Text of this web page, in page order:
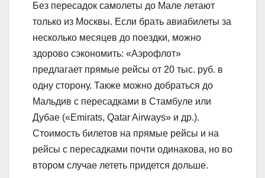
Без пересадок самолеты до Мале летают
только из Москвы. Если брать авиабилеты за
несколько месяцев до поездки, можно
здорово сэкономить: «Аэрофлот»
предлагает прямые рейсы от 20 тыс. руб. в
одну сторону. Также можно добраться до
Мальдив с пересадками в Стамбуле или
Дубае («Emirats, Qatar Airways» и др.).
Стоимость билетов на прямые рейсы и на
рейсы с пересадками почти одинакова, но во
втором случае лететь придется дольше.